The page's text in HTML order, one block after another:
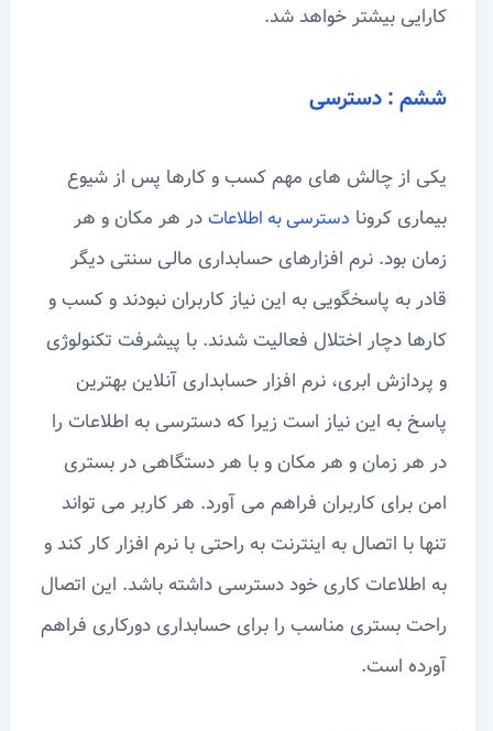
کارایی بیشتر خواهد شد.
ششم : دسترسی
یکی از چالش های مهم کسب و کارها پس از شیوع
بیماری کرونا دسترسی به اطلاعاتدر هر مکان و هر
زمان بود. نرم افزارهای حسابداری مالی سنتی دیگر
قادر به پاسخگویی به این نیاز کاربران نبودند و کسب و
کارها دچار اختلال فعالیت شدند. با پیشرفت تکنولوژی
و پردازش ابری، نرم افزار حسابداری آنلاین بهترین
پاسخ به این نیاز است زیرا که دسترسی به اطلاعات را
در هر زمان و هر مکان و با هر دستگاهی در بستری
امن برای کاربران فراهم می آورد. هر کاربر می تواند
تنها با اتصال به اینترنت به راحتی با نرم افزار کار کند و
به اطلاعات کاری خود دسترسی داشته باشد. این اتصال
راحت بستری مناسب را برای حسابداری دورکاری فراهم
آورده است.